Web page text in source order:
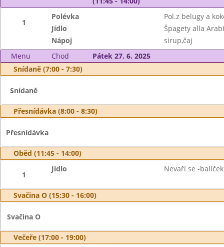
1
Polévka
Pol.z belugy a
Jídlo
Špagety alla
Nápoj
sirup,čaj
Menu
Chod
Pátek 27. 6. 2025
Snídaně (7:00 - 7:30)
Snídaně
Přesnídávka (8:00 - 8:30)
Přesnídávka
Oběd (11:45 - 14:00)
1
Jídlo Nevaří se -
Svačina O (15:30 - 16:00)
Svačina O
Večeře (17:00 - 19:00)